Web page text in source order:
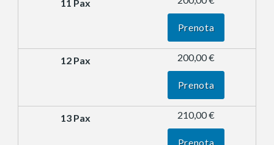
Prenota
200,00 €
Prenota
210,00 €
Prenota